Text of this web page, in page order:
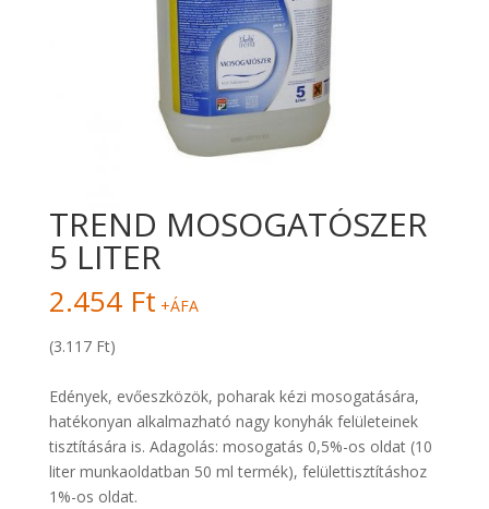
TREND MOSOGATÓSZER
5 LITER
2.454 Ft +ÁFA
(3.117 Ft)
Edények, evőeszközök, poharak kézi mosogatására,
hatékonyan alkalmazható nagy konyhák felületeinek
tisztítására is. Adagolás: mosogatás 0,5%-os oldat (10
liter munkaoldatban 50 ml termék), felülettisztításhoz
1%-os oldat.